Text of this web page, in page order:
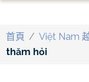
首頁 / Việt Nam
thăm hỏi